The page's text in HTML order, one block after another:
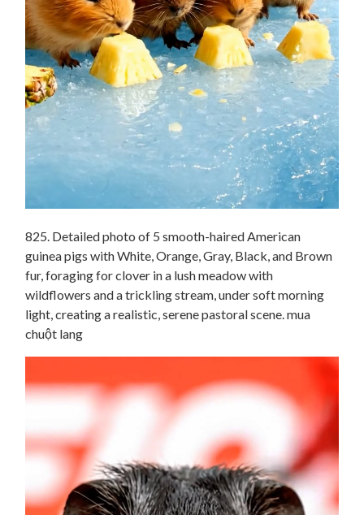
825. Detailed photo of 5 smooth-haired American
guinea pigs with White, Orange, Gray, Black, and Brown
fur, foraging for clover in a lush meadow with
wildflowers and a trickling stream, under soft morning
light, creating a realistic, serene pastoral scene. mua
chuột lang